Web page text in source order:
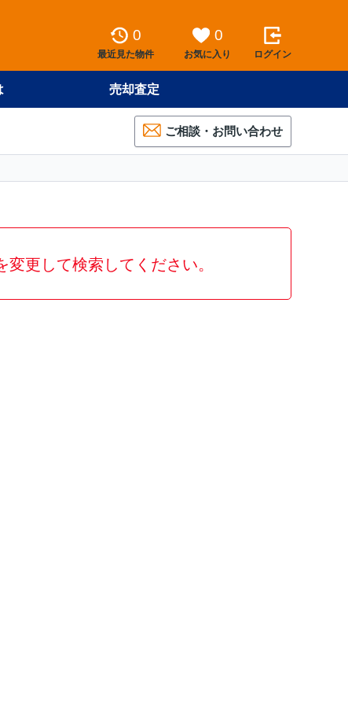
0
最近見た物件
0
お気に入り ログイン
売却査定
ご相談・お問い合わせ
更して検索してください。